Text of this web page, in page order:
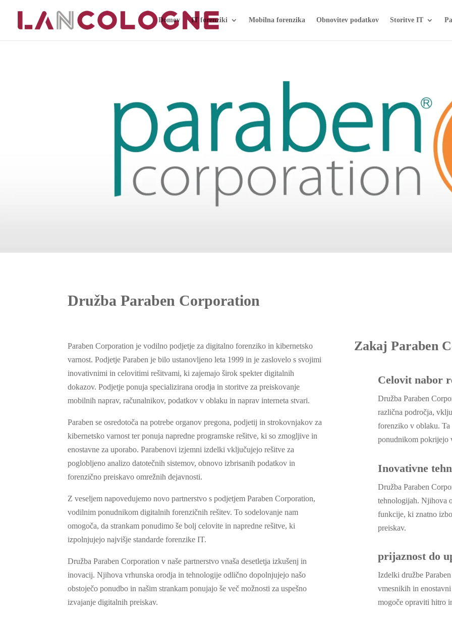
Domov IT forenziki Mobilna forenzika Obnovitev podatkov Storitve IT
Družba Paraben Corporation
Paraben Corporation je vodilno podjetje za digitalno forenziko in kibernetsko
varnost. Podjetje Paraben je bilo ustanovljeno leta 1999 in je zaslovelo s svojimi
inovativnimi in celovitimi rešitvami, ki zajemajo širok spekter digitalnih
dokazov. Podjetje ponuja specializirana orodja in storitve za preiskovanje
mobilnih naprav, računalnikov, podatkov v oblaku in naprav interneta stvari.
Paraben se osredotoča na potrebe organov pregona, podjetij in strokovnjakov za
kibernetsko varnost ter ponuja napredne programske rešitve, ki so zmogljive in
enostavne za uporabo. Parabenovi izjemni izdelki vključujejo rešitve za
poglobljeno analizo datotečnih sistemov, obnovo izbrisanih podatkov in
forenzično preiskavo omrežnih dejavnosti.
Z veseljem napovedujemo novo partnerstvo s podjetjem Paraben Corporation,
vodilnim ponudnikom digitalnih forenzičnih rešitev. To sodelovanje nam
omogoča, da strankam ponudimo še bolj celovite in napredne rešitve, ki
izpolnjujejo najvišje standarde forenzike IT.
Družba Paraben Corporation v naše partnerstvo vnaša desetletja izkušenj in
inovacij. Njihova vrhunska orodja in tehnologije odlično dopolnjujejo našo
obstoječo ponudbo in našim strankam ponujajo še več možnosti za uspešno
izvajanje digitalnih preiskav.
Zakaj Paraben
Celovit nabor
Družba Paraben
različna področja,
forenziko v oblaku. Ta
ponudnikom pokrijejo
Inovativne
Družba Paraben
tehnologijah. Njihova
funkcije, ki znatno
preiskav.
prijaznost do
Izdelki družbe
vmesnikih in
mogoče opraviti hitro